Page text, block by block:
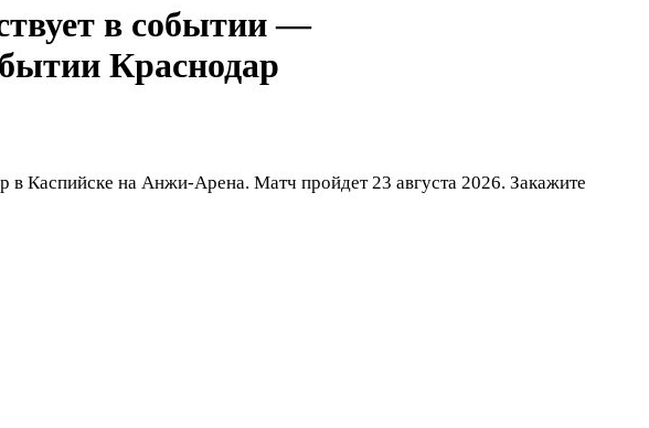
—
Краснодар
Каспийске на Анжи-Арена. Матч пройдет 23 августа 2026. Закажите